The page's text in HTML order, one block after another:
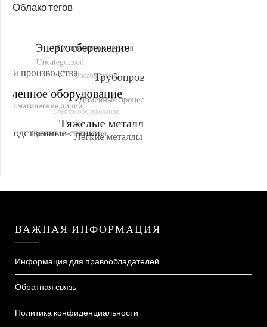
Облако тегов
ВАЖНАЯ ИНФОРМАЦИЯ
Информация для правообладателей
Обратная связь
Политика конфиденциальности